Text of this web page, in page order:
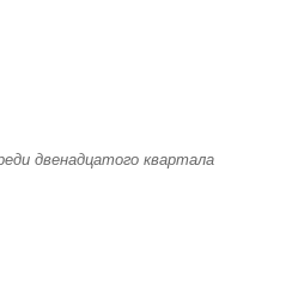
двенадцатого квартала